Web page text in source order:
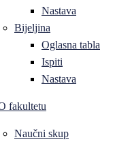
Nastava
Bijeljina
Oglasna tabla
Ispiti
Nastava
fakultetu
Naučni skup